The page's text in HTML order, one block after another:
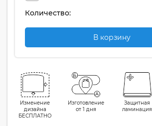
Количество:
В корзину
Изменение
дизайна
БЕСПЛАТНО
Изготовление
от 1 дня
Защитная
ламинация